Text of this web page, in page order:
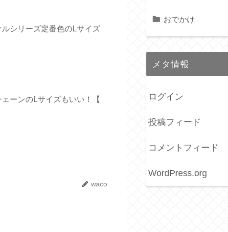
シリーズ定番色のLサイズ
ーンのLサイズもいい！【
waco
おでかけ
メタ情報
ログイン
投稿フィード
コメントフィード
WordPress.org